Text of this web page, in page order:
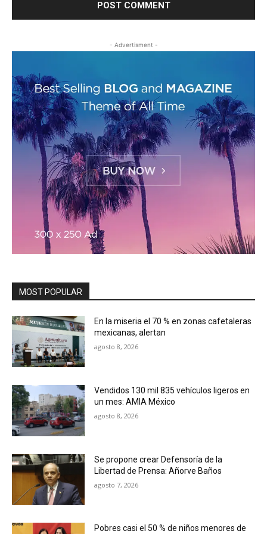
- Advertisment -
MOST POPULAR
En la miseria el 70 % en zonas cafetaleras
mexicanas, alertan
agosto 8, 2026
Vendidos 130 mil 835 vehículos ligeros en
un mes: AMIA México
agosto 8, 2026
Se propone crear Defensoría de la
Libertad de Prensa: Añorve Baños
agosto 7, 2026
Pobres casi el 50 % de niños menores de